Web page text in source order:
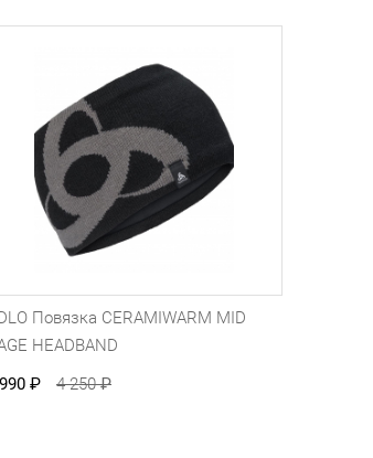
Повязка CERAMIWARM MID
HEADBAND
₽ 4 250₽